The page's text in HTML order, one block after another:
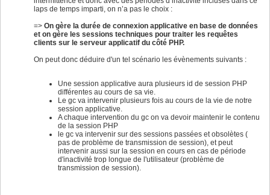
laps de temps imparti, on n’a pas le choix :
=> On gère la durée de connexion applicative en base de données
et on gère les sessions techniques pour traiter les requêtes
clients sur le serveur applicatif du côté PHP.
On peut donc déduire d'un tel scénario les évènements suivants :
Une session applicative aura plusieurs id de session PHP
différentes au cours de sa vie.
Le gc va intervenir plusieurs fois au cours de la vie de notre
session applicative.
A chaque intervention du gc on va devoir maintenir le contenu
de la session PHP
le gc va intervenir sur des sessions passées et obsolètes (
pas de problème de transmission de session), et peut
intervenir aussi sur la session en cours en cas de période
d'inactivité trop longue de l'utilisateur (problème de
transmission de session).